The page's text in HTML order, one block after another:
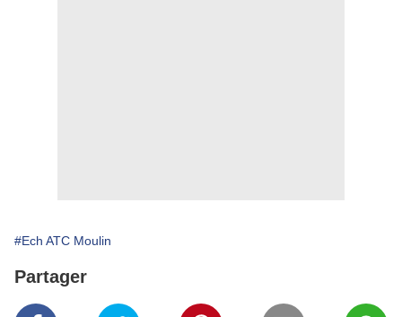
#Ech ATC Moulin
Partager